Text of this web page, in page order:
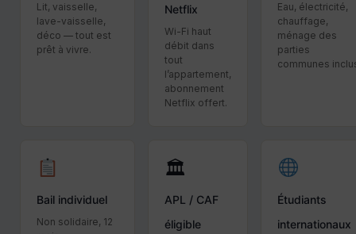
Lit, vaisselle,
lave-vaisselle,
déco — tout est
prêt à vivre.
Netflix
Wi-Fi haut
débit dans
tout
l’appartement,
abonnement
Netflix offert.
Eau, électricité,
chauffage,
ménage des
parties
communes
Bail individuel
Non solidaire, 12
🏛
APL / CAF
éligible
Étudiants
internationaux